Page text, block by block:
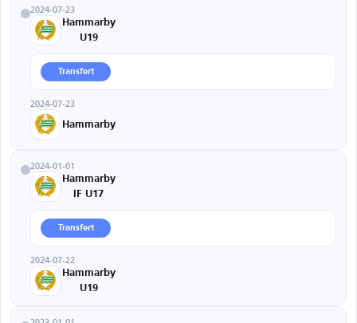
2024-07-23
Hammarby
U19
Transfert
2024-07-23
Hammarby
2024-01-01
Hammarby
IF U17
Transfert
2024-07-22
Hammarby
U19